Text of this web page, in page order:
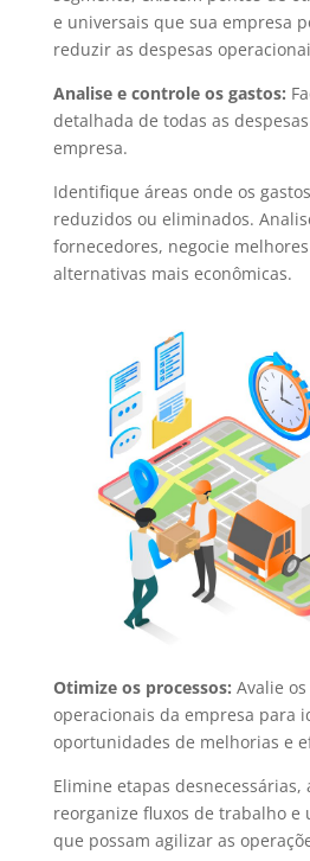
e universais que sua empresa
reduzir as despesas
Analise e controle os gastos:
detalhada de todas as
empresa.
Identifique áreas onde os
reduzidos ou eliminados.
fornecedores, negocie
alternativas mais econômicas.
Otimize os processos: Avalie
operacionais da empresa para
oportunidades de melhorias e
Elimine etapas
reorganize fluxos de trabalho e
que possam agilizar as